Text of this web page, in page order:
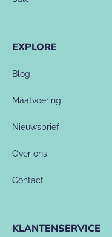
EXPLORE
Blog
Maatvoering
Nieuwsbrief
Over ons
Contact
KLANTENSERVICE